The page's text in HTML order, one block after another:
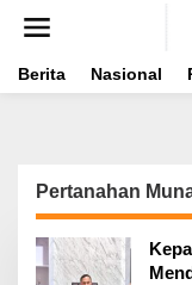
Berita Nasional
Pertanahan